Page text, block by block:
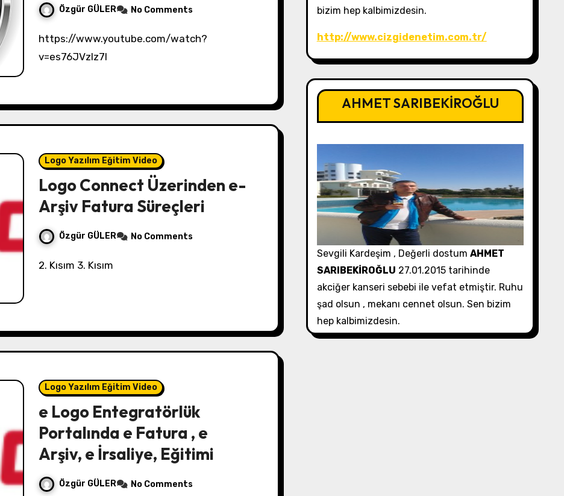
Özgür GÜLER No Comments
https://www.youtube.com/watch?
v=es76JVzlz7I
Logo Yazılım Eğitim Video
Logo Connect Üzerinden e-
Arşiv Fatura Süreçleri
Özgür GÜLER No Comments
2. Kısım 3. Kısım
Logo Yazılım Eğitim Video
e Logo Entegratörlük
Portalında e Fatura , e
Arşiv, e İrsaliye, Eğitimi
Özgür GÜLER No Comments
bizim hep kalbimizdesin.
http://www.cizgidenetim.com.tr/
AHMET SARIBEKİROĞLU
Sevgili Kardeşim , Değerli dostum AHMET
SARIBEKİROĞLU 27.01.2015 tarihinde
akciğer kanseri sebebi ile vefat etmiştir. Ruhu
şad olsun , mekanı cennet olsun. Sen bizim
hep kalbimizdesin.